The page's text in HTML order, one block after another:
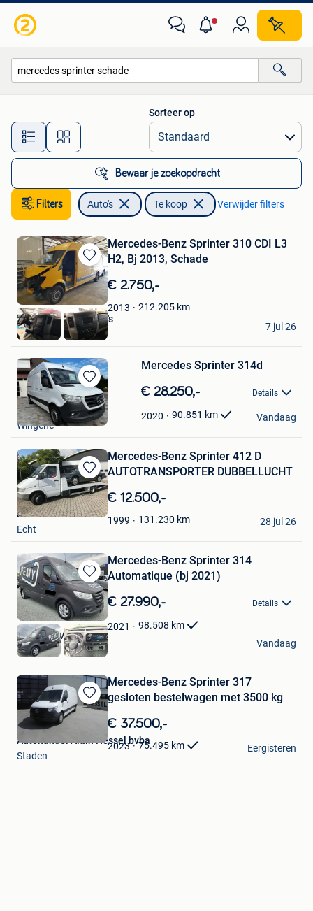
Alle afstanden…
Sorteer op
Bewaar je zoekopdracht
Filters Auto's Te koop Verwijder filters
Bewaren
in
Mijn
Favorieten
Mercedes-Benz Sprinter 310 CDI L3
H2, Bj 2013, Schade
€ 2.750,-
2013 212.205 km
J. van den Berg Auto's
GELDROP
7 jul 26
Bewaren
in
Mijn
Favorieten
Mercedes Sprinter 314d
€ 28.250,- Details
2020 90.851 km
Febe Deruddere
Wingene
Vandaag
Bewaren
in
Mijn
Favorieten
Mercedes-Benz Sprinter 412 D
AUTOTRANSPORTER DUBBELLUCHT
€ 12.500,-
1999 131.230 km
Bimex Auto's
Echt
28 jul 26
Bewaren
in
Mijn
Favorieten
Mercedes-Benz Sprinter 314
Automatique (bj 2021)
€ 27.990,- Details
2021 98.508 km
Brussels Motors
Tubize
Vandaag
Bewaren
Favorieten
Mercedes-Benz Sprinter 317
gesloten bestelwagen met 3500 kg
€ 37.500,-
2023 75.495 km
Autohandel Alain Hessel bvba
Staden
Eergisteren